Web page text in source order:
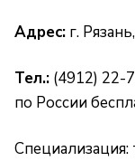
Адрес: г.
Тел.: (4912) 22-
по России